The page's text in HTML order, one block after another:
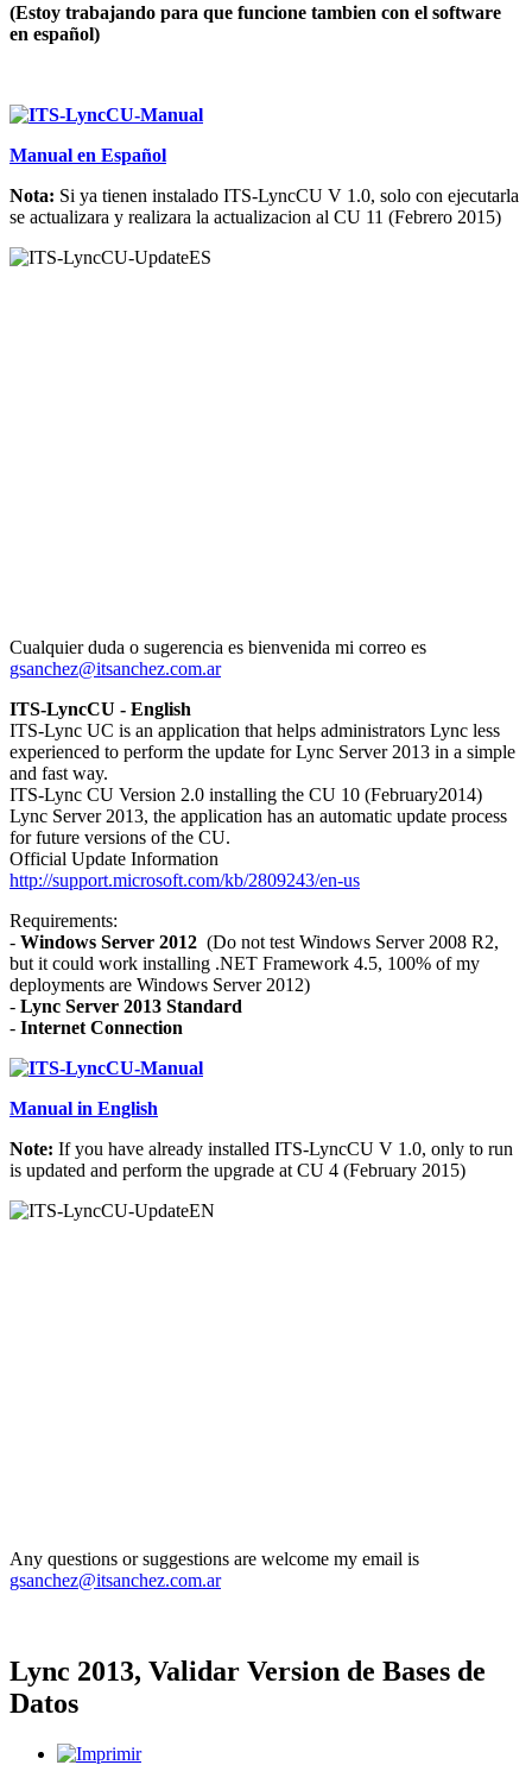
(Estoy trabajando para que funcione tambien con el software
en español)
Manual en Español
Nota: Si ya tienen instalado ITS-LyncCU V 1.0, solo con ejecutarla
se actualizara y realizara la actualizacion al CU 11 (Febrero 2015)
Cualquier duda o sugerencia es bienvenida mi correo es
gsanchez@itsanchez.com.ar
ITS-LyncCU - English
ITS-Lync UC is an application that helps administrators Lync less
experienced to perform the update for Lync Server 2013 in a simple
and fast way.
ITS-Lync CU Version 2.0 installing the CU 10 (February2014)
Lync Server 2013, the application has an automatic update process
for future versions of the CU.
Official Update Information
http://support.microsoft.com/kb/2809243/en-us
Requirements:
- Windows Server 2012 (Do not test Windows Server 2008 R2,
but it could work installing .NET Framework 4.5, 100% of my
deployments are Windows Server 2012)
- Lync Server 2013 Standard
- Internet Connection
Manual in English
Note: If you have already installed ITS-LyncCU V 1.0, only to run
is updated and perform the upgrade at CU 4 (February 2015)
Any questions or suggestions are welcome my email is
gsanchez@itsanchez.com.ar
Lync 2013, Validar Version de Bases de
Datos